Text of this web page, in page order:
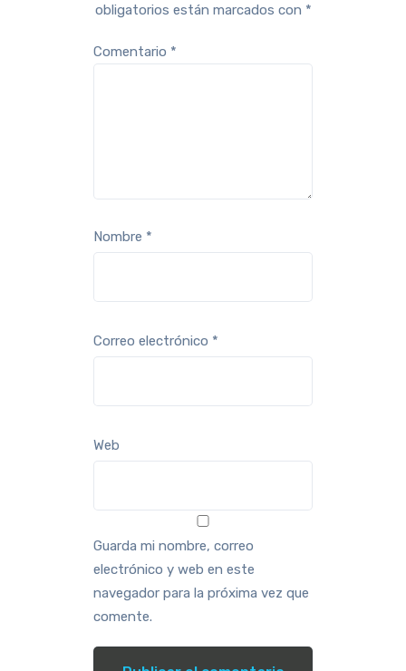
obligatorios están marcados con *
Comentario *
Nombre *
Correo electrónico *
Web
Guarda mi nombre, correo
electrónico y web en este
navegador para la próxima vez que
comente.